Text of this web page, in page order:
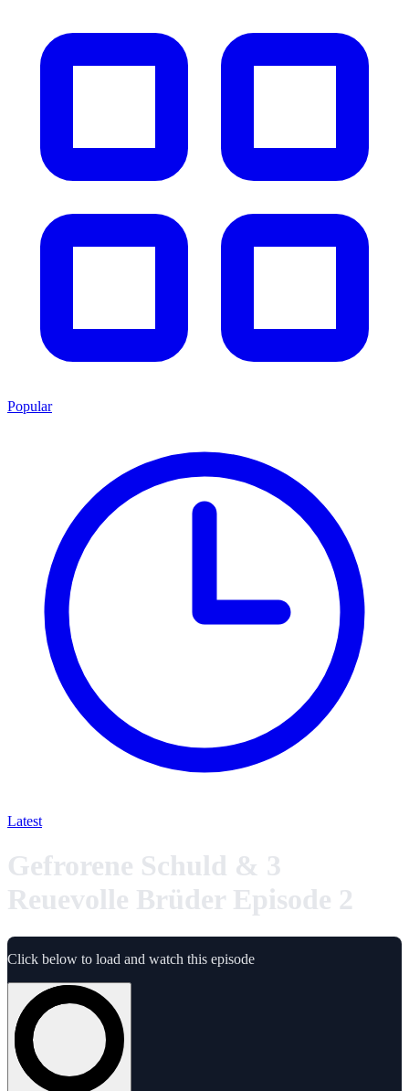
Popular
Latest
Gefrorene Schuld & 3
Reuevolle Brüder Episode 2
Click below to load and watch this episode